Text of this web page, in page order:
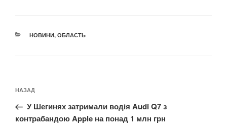
КАТЕГОРІЇ
НОВИНИ, ОБЛАСТЬ
записів
Попередній
запис:
НАЗАД
У Шегинях затримали водія Audi Q7 з
контрабандою Apple на понад 1 млн грн